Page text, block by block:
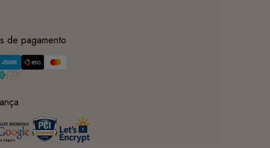
de pagamento